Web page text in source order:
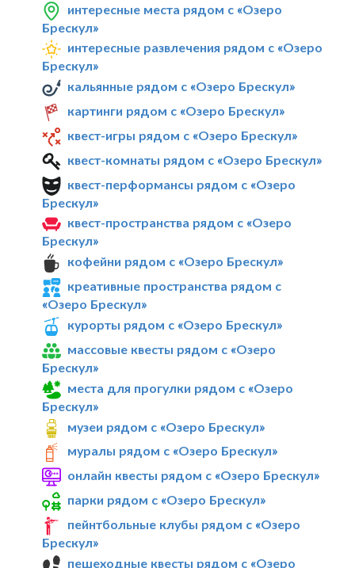
интересные места рядом с «Озеро
Брескул»
интересные развлечения рядом с «Озеро
Брескул»
кальянные рядом с «Озеро Брескул»
картинги рядом с «Озеро Брескул»
квест-игры рядом с «Озеро Брескул»
квест-комнаты рядом с «Озеро Брескул»
квест-перформансы рядом с «Озеро
Брескул»
квест-пространства рядом с «Озеро
Брескул»
кофейни рядом с «Озеро Брескул»
креативные пространства рядом с
«Озеро Брескул»
курорты рядом с «Озеро Брескул»
массовые квесты рядом с «Озеро
Брескул»
места для прогулки рядом с «Озеро
Брескул»
музеи рядом с «Озеро Брескул»
муралы рядом с «Озеро Брескул»
онлайн квесты рядом с «Озеро Брескул»
парки рядом с «Озеро Брескул»
пейнтбольные клубы рядом с «Озеро
Брескул»
пешеходные квесты рядом с «Озеро